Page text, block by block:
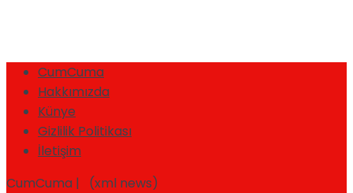
CumCuma
Hakkımızda
Künye
Gizlilik Politikası
İletişim
CumCuma | (xml news)